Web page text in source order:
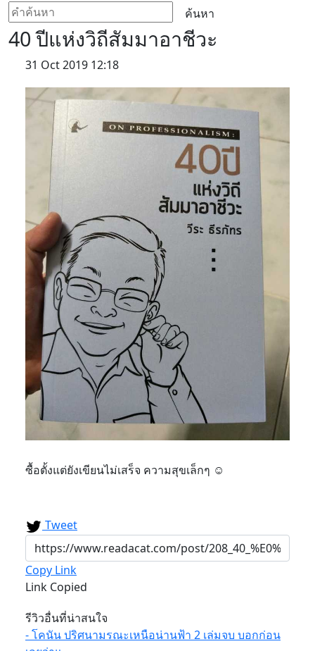
ค้นหา
40 ปีแห่งวิถีสัมมาอาชีวะ
31 Oct 2019 12:18
ซื้อตั้งแต่ยังเขียนไม่เสร็จ ความสุขเล็กๆ ☺️
Tweet
Copy Link
Link Copied
รีวิวอื่นที่น่าสนใจ
- โคนัน ปริศนามรณะเหนือน่านฟ้า 2 เล่มจบ บอกก่อน